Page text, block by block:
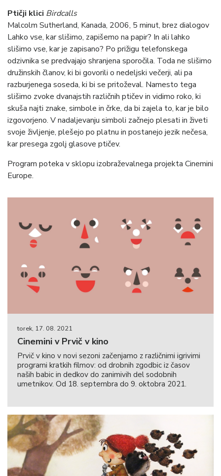
Ptičji klici Birdcalls
Malcolm Sutherland, Kanada, 2006, 5 minut, brez dialogov
Lahko vse, kar slišimo, zapišemo na papir? In ali lahko
slišimo vse, kar je zapisano? Po prižigu telefonskega
odzivnika se predvajajo shranjena sporočila. Toda ne slišimo
družinskih članov, ki bi govorili o nedeljski večerji, ali pa
razburjenega soseda, ki bi se pritoževal. Namesto tega
slišimo zvoke dvanajstih različnih ptičev in vidimo roko, ki
skuša najti znake, simbole in črke, da bi zajela to, kar je bilo
izgovorjeno. V nadaljevanju simboli začnejo plesati in živeti
svoje življenje, plešejo po platnu in postanejo jezik nečesa,
kar presega zgolj glasove ptičev.
Program poteka v sklopu izobraževalnega projekta Cinemini
Europe.
torek, 17. 08. 2021
Cinemini v Prvič v kino
Prvič v kino v novi sezoni začenjamo z različnimi igrivimi
programi kratkih filmov: od drobnih zgodbic iz časov
naših babic in dedkov do zanimivih del sodobnih
umetnikov. Od 18. septembra do 9. oktobra 2021.